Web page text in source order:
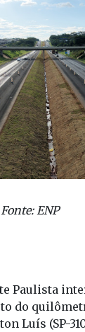
ENP
Paulista
do
Luís (SP-